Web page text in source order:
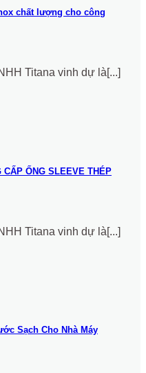
chất lượng cho công
Titana vinh dự là[...]
CẤP ỐNG SLEEVE THÉP
Titana vinh dự là[...]
Sạch Cho Nhà Máy